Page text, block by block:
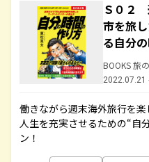
Ｓ０２
市を旅
る自分
BOOKS 旅
2022.07.21
働きながら週末海外旅行を楽
人生を充実させるための“自
ン！